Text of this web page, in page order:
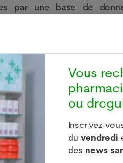
par une base de
analyse génétique du
enfants particulièrement
Luregn Schlapbach de
complémentaires
sont planifiées. Les
pouvant conduire
Vous
ou
Inscrivez-
du vendredi
des news